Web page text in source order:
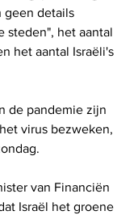
geen details
steden", het aantal
het aantal Israëli's
de pandemie zijn
virus bezweken,
van Financiën
Israël het groene